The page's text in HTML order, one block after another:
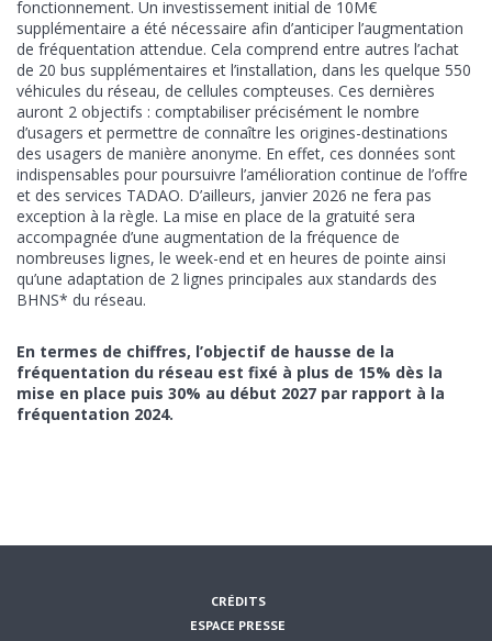
fonctionnement. Un investissement initial de 10M€
supplémentaire a été nécessaire afin d’anticiper l’augmentation
de fréquentation attendue. Cela comprend entre autres l’achat
de 20 bus supplémentaires et l’installation, dans les quelque 550
véhicules du réseau, de cellules compteuses. Ces dernières
auront 2 objectifs : comptabiliser précisément le nombre
d’usagers et permettre de connaître les origines-destinations
des usagers de manière anonyme. En effet, ces données sont
indispensables pour poursuivre l’amélioration continue de l’offre
et des services TADAO. D’ailleurs, janvier 2026 ne fera pas
exception à la règle. La mise en place de la gratuité sera
accompagnée d’une augmentation de la fréquence de
nombreuses lignes, le week-end et en heures de pointe ainsi
qu’une adaptation de 2 lignes principales aux standards des
BHNS* du réseau.
En termes de chiffres, l’objectif de hausse de la
fréquentation du réseau est fixé à plus de 15% dès la
mise en place puis 30% au début 2027 par rapport à la
fréquentation 2024.
CRÉDITS
ESPACE PRESSE